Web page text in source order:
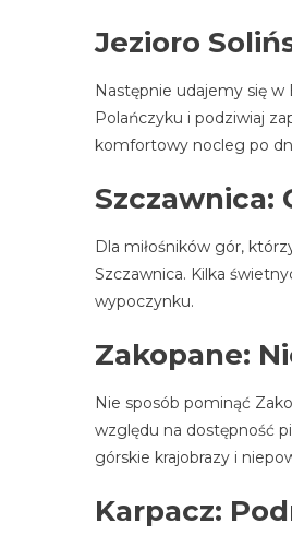
Jezioro
Następnie udajemy się w
Polańczyku i podziwiaj
komfortowy nocleg po
Szczawnica:
Dla miłośników gór,
Szczawnica. Kilka
wypoczynku.
Zakopane:
Nie sposób pominąć
względu na dostępność
górskie krajobrazy i
Karpacz: